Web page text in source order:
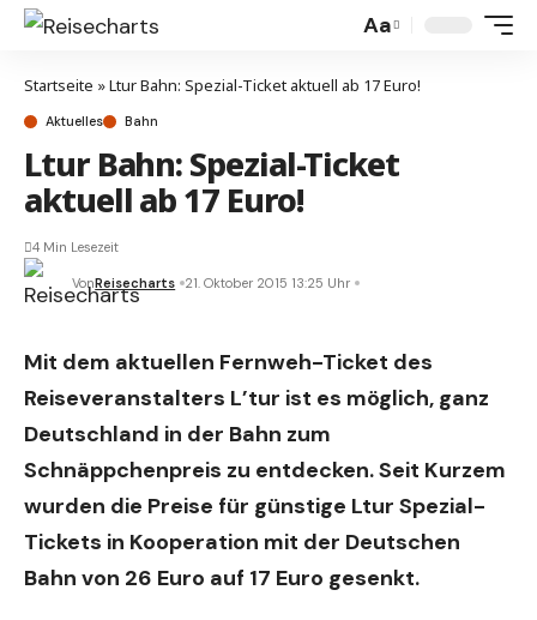
Aa
Startseite »Ltur Bahn: Spezial-Ticket aktuell ab 17 Euro!
Aktuelles Bahn
Ltur Bahn: Spezial-Ticket
aktuell ab 17 Euro!
VonReisecharts 21. Oktober 2015 13:25 Uhr
4 Min Lesezeit
Mit dem aktuellen Fernweh-Ticket des
Reiseveranstalters L’tur ist es möglich, ganz
Deutschland in der Bahn zum
Schnäppchenpreis zu entdecken. Seit Kurzem
wurden die Preise für günstige Ltur Spezial-
Tickets in Kooperation mit der Deutschen
Bahn von 26 Euro auf 17 Euro gesenkt.